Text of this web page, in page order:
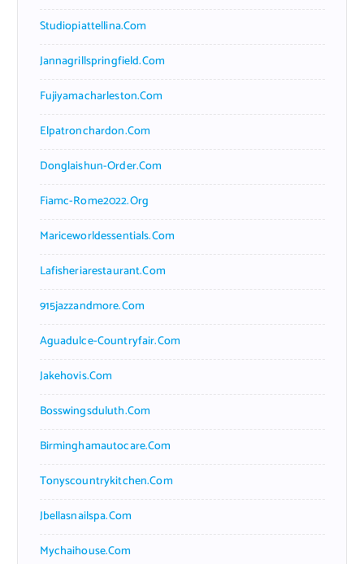
Studiopiattellina.com
Jannagrillspringfield.com
Fujiyamacharleston.com
Elpatronchardon.com
Donglaishun-Order.com
Fiamc-Rome2022.org
Mariceworldessentials.com
Lafisheriarestaurant.com
915jazzandmore.com
Aguadulce-Countryfair.com
Jakehovis.com
Bosswingsduluth.com
Birminghamautocare.com
Tonyscountrykitchen.com
Jbellasnailspa.com
Mychaihouse.com